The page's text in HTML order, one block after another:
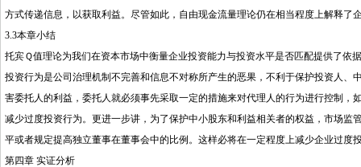
方式传递信息，以获取利益。尽管如此，自由现金流量理论仍在相当程度上解释了
3.3本章小结
托宾Ｑ值理论为我们在资本市场中衡量企业投资能力与投资水平是否匹配提供了
投资行为是公司治理机制不完善和信息不对称所产生的恶果，不利于保护投资人
害委托人的利益，委托人就必须事先采取一定的措施来对代理人的行为进行控制
减少过度投资行为。更进一步讲，为了保护中小股东和利益相关者的权益，市场
平或者规定提高独立董事在董事会中的比例。这样必将在一定程度上减少企业过度
第四章 实证分析